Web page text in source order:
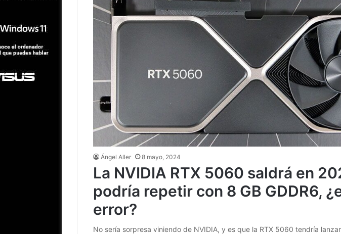
Ángel Aller 8 mayo, 2024
La NVIDIA RTX 5060 saldrá en
podría repetir con 8 GB GDDR6,
error?
No sería sorpresa viniendo de NVIDIA, y es que la RTX 5060 tendría